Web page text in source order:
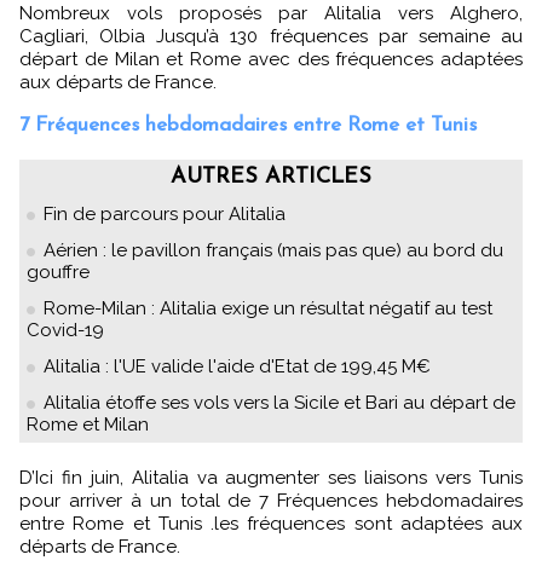
Nombreux vols proposés par Alitalia vers Alghero,
Cagliari, Olbia Jusqu’à 130 fréquences par semaine au
départ de Milan et Rome avec des fréquences adaptées
aux départs de France.
7 Fréquences hebdomadaires entre Rome et Tunis
AUTRES ARTICLES
Fin de parcours pour Alitalia
Aérien : le pavillon français (mais pas que) au bord du
gouffre
Rome-Milan : Alitalia exige un résultat négatif au test
Covid-19
Alitalia : l'UE valide l'aide d'Etat de 199,45 M€
Alitalia étoffe ses vols vers la Sicile et Bari au départ de
Rome et Milan
D’Ici fin juin, Alitalia va augmenter ses liaisons vers Tunis
pour arriver à un total de 7 Fréquences hebdomadaires
entre Rome et Tunis .les fréquences sont adaptées aux
départs de France.